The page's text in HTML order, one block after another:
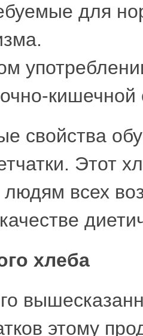
для
кишечной
свойства
Этот
всех
хлеба
этому